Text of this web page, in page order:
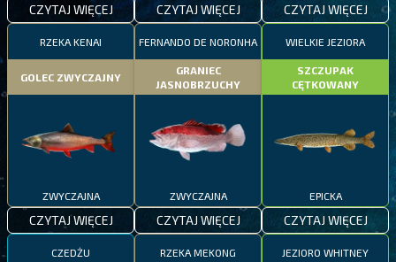
CZYTAJ WIĘCEJ CZYTAJ WIĘCEJ CZYTAJ WIĘCEJ
RZEKA KENAI
GOLEC ZWYCZAJNY
ZWYCZAJNA
CZYTAJ WIĘCEJ
FERNANDO DE NORONHA
GRANIEC
JASNOBRZUCHY
ZWYCZAJNA
CZYTAJ WIĘCEJ
WIELKIE JEZIORA
SZCZUPAK
CĘTKOWANY
EPICKA
CZYTAJ WIĘCEJ
CZEDŻU RZEKA MEKONG JEZIORO WHITNEY